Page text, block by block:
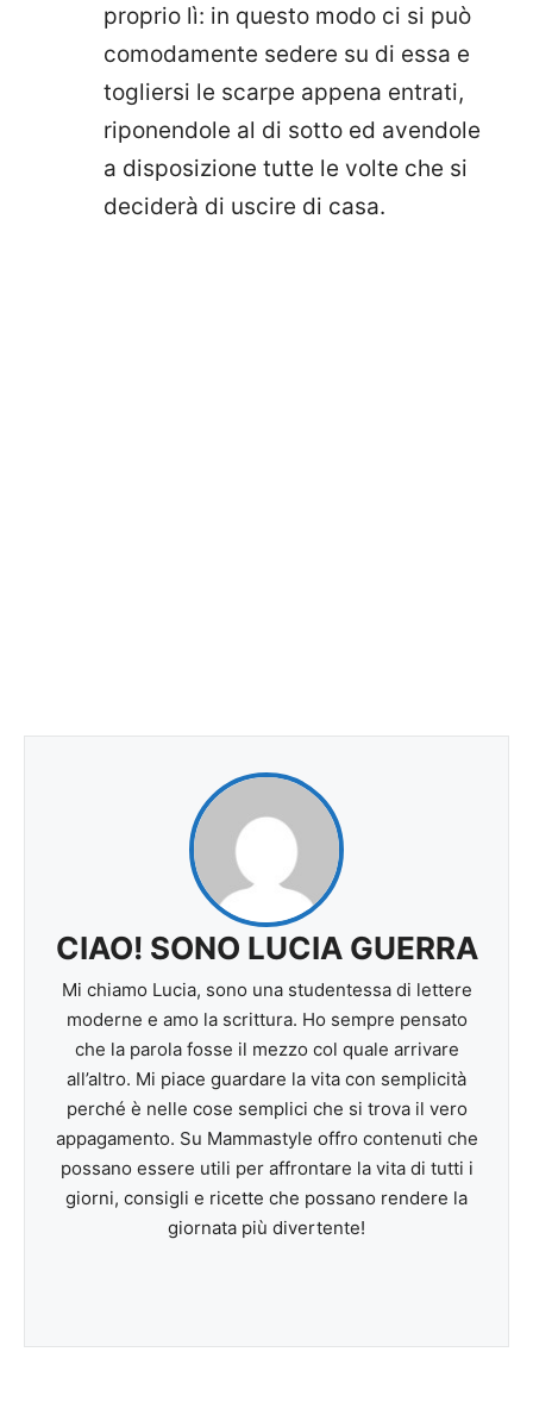
proprio lì: in questo modo ci si può
comodamente sedere su di essa e
togliersi le scarpe appena entrati,
riponendole al di sotto ed avendole
a disposizione tutte le volte che si
deciderà di uscire di casa.
CIAO! SONO LUCIA GUERRA
Mi chiamo Lucia, sono una studentessa di lettere
moderne e amo la scrittura. Ho sempre pensato
che la parola fosse il mezzo col quale arrivare
all’altro. Mi piace guardare la vita con semplicità
perché è nelle cose semplici che si trova il vero
appagamento. Su Mammastyle offro contenuti che
possano essere utili per affrontare la vita di tutti i
giorni, consigli e ricette che possano rendere la
giornata più divertente!